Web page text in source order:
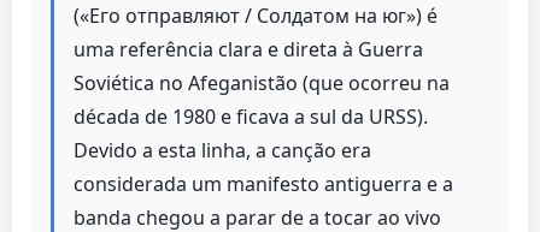
(«Его отправляют / Солдатом на юг») é
uma referência clara e direta à Guerra
Soviética no Afeganistão (que ocorreu na
década de 1980 e ficava a sul da URSS).
Devido a esta linha, a canção era
considerada um manifesto antiguerra e a
banda chegou a parar de a tocar ao vivo